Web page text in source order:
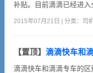
滴滴车主司机端下
补贴。目前滴滴已经进
跑单奖励丰厚，有翻倍奖
强者勇气，实现人生又
一辆...
2015年07月21日 | 分类： 司
【置顶】 滴滴快车和
滴滴快车和滴滴专车的